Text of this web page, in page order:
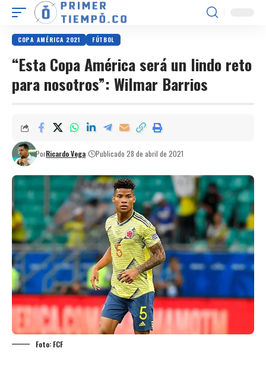
COPA AMÉRICA 2021 FÚTBOL
“Esta Copa América será un lindo reto
para nosotros”: Wilmar Barrios
PorRicardo Vega Publicado 28 de abril de 2021
Foto: FCF